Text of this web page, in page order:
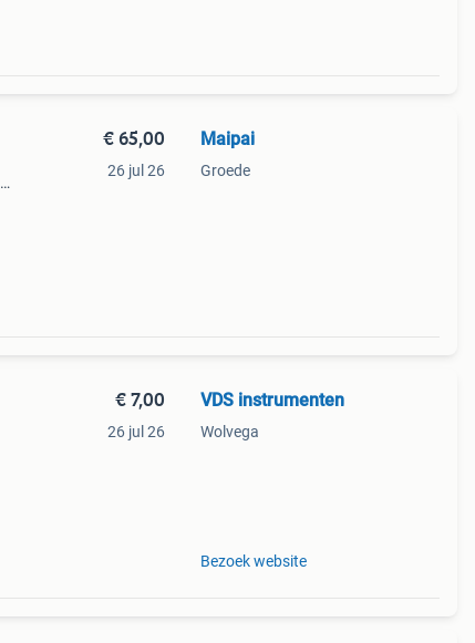
€ 65,00
26 jul 26
Maipai
Groede
€ 7,00
26 jul 26
VDS instrumenten
Wolvega
Bezoek website